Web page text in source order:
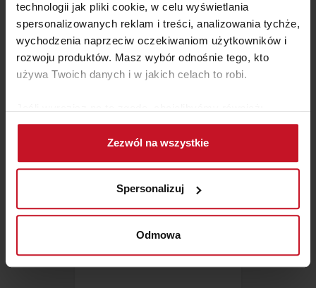
technologii jak pliki cookie, w celu wyświetlania
spersonalizowanych reklam i treści, analizowania tychże,
wychodzenia naprzeciw oczekiwaniom użytkowników i
rozwoju produktów. Masz wybór odnośnie tego, kto
używa Twoich danych i w jakich celach to robi.
Gromadzić dane dotyczące Twojej lokalizacji
geograficznej z dokładnością nawet do kilku metrów
Identyfikować Twoje urządzenie, aktywnie
(fingerprinting, czyli wirtualny odcisk palca)
Dowiedz się więcej odnośnie tego, jak Twoje osobiste
dane są przetwarzane oraz ustaw własne preferencje w
zmienić lub wycofać swoją zgodę w dowolnej chwili.
Zezwól na wszystkie
Spersonalizuj
Odmowa
CAVA 3148 NATUZZI ITALIA
ZAPYTAJ O CENĘ W SALONIE